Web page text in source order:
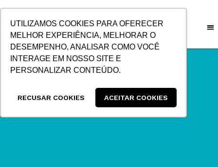
UTILIZAMOS COOKIES PARA OFERECER
MELHOR EXPERIÊNCIA, MELHORAR O
DESEMPENHO, ANALISAR COMO VOCÊ
INTERAGE EM NOSSO SITE E
PERSONALIZAR CONTEÚDO.
RECUSAR COOKIES ACEITAR COOKIES
CONTEÚDO